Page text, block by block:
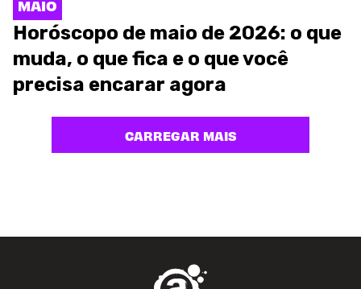
MAIO
Horóscopo de maio de 2026: o que
muda, o que fica e o que você
precisa encarar agora
CARREGAR MAIS